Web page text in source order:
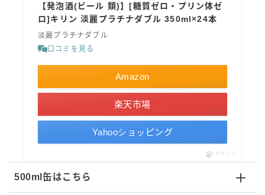
【発泡酒(ビール 類)】[糖質ゼロ・プリン体ゼ
ロ]キリン 淡麗プラチナダブル 350ml×24本
淡麗プラチナダブル
口コミを見る
Amazon
楽天市場
Yahooショッピング
ポチップ
500ml缶はこちら